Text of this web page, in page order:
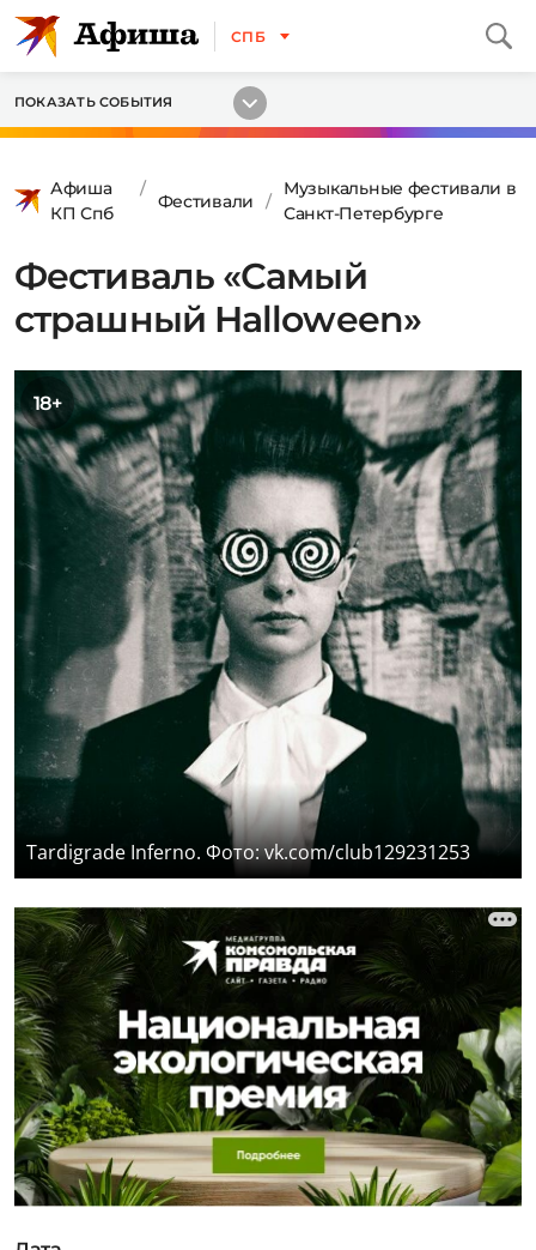
СПБ
ПОКАЗАТЬ СОБЫТИЯ
Афиша
КП Спб
Фестивали
Музыкальные фестивали в
Санкт-Петербурге
Фестиваль «Самый
страшный Halloween»
18+
Tardigrade Inferno. Фото: vk.com/club129231253